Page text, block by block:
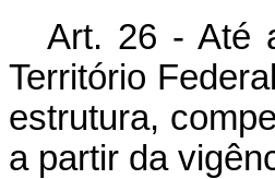
Art. 26 - Até
Território
estrutura,
a partir da